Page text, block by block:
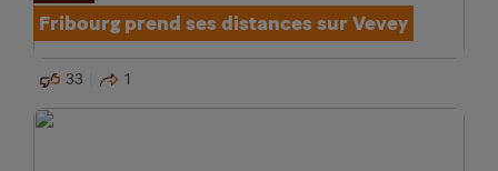
Fribourg prend ses distances sur Vevey
33 1